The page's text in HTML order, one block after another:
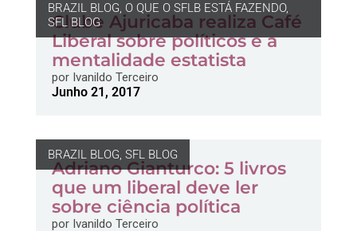
BRAZIL BLOG, O QUE O SFLB ESTÁ FAZENDO,
SFL BLOG
Clube Ajuricaba realiza Café
Liberal sobre políticos e a
mentalidade estatista
porIvanildo Terceiro
Junho 21, 2017
BRAZIL BLOG, SFL BLOG
Adriano Gianturco: 5 livros
que um liberal deve ler
sobre ciência política
porIvanildo Terceiro